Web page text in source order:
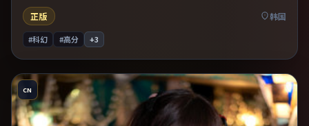
正版
韩国
#科幻 #高分 +3
CN